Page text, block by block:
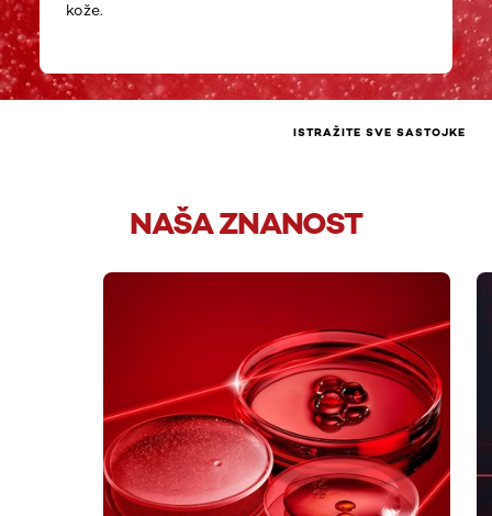
kože.
ISTRAŽITE SVE SASTOJKE
NAŠA ZNANOST
skip slider